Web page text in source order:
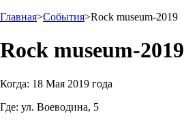
Главная>События>Rock museum-2019
Rock museum-2019
Когда: 18 Мая 2019 года
Где: ул. Воеводина, 5